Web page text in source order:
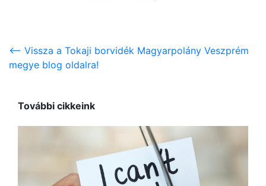
<-- Vissza a Tokaji borvidék Magyarpolány Veszprém
megye blog oldalra!
További cikkeink